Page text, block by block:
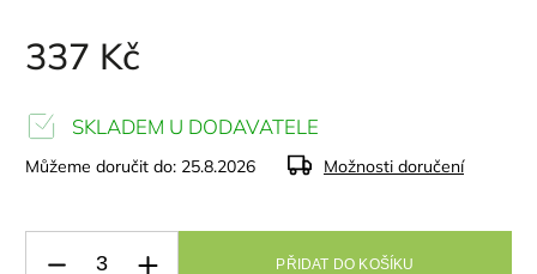
337 Kč
SKLADEM U DODAVATELE
Můžeme doručit do: 25.8.2026 Možnosti doručení
PŘIDAT DO KOŠÍKU